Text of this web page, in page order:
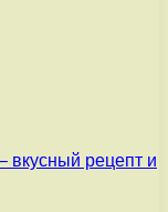
вкусный рецепт и